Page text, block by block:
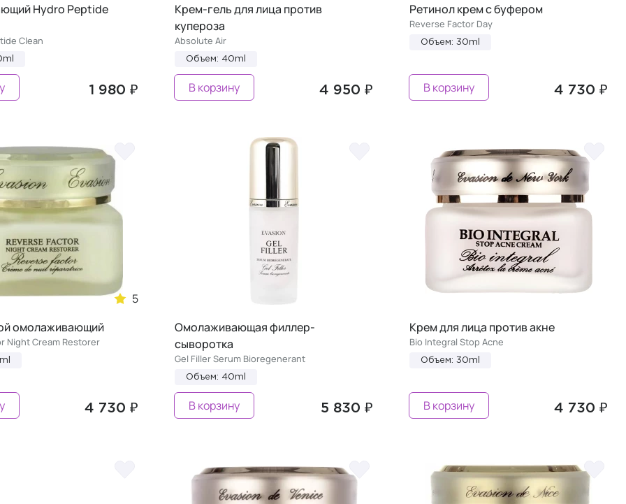
Hydro Peptide
Clean
1 980 ₽
Крем-гель для лица против
купероза
Absolute Air
Объем: 40ml
4 950 ₽
В корзину
Ретинол крем с буфером
Reverse Factor Day
Объем: 30ml
4 730 ₽
В корзину
5
омолаживающий
Night Cream Restorer
4 730 ₽
Омолаживающая филлер-
сыворотка
Gel Filler Serum Bioregenerant
Объем: 40ml
5 830 ₽
В корзину
Крем для лица против акне
Bio Integral Stop Acne
Объем: 30ml
4 730 ₽
В корзину